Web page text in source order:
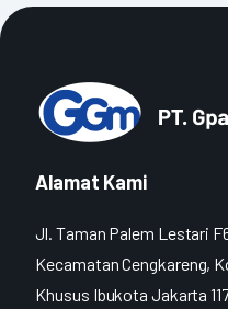
Alamat Kami
Jl. Taman Palem Lestari
Kecamatan Cengkareng,
Khusus Ibukota Jakarta